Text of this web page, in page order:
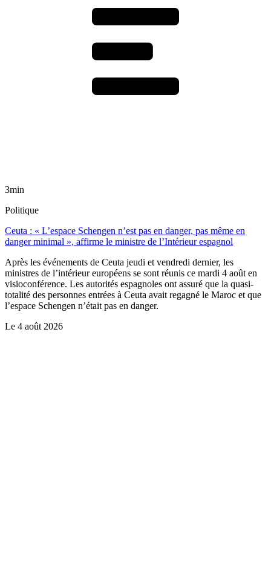
3min
Politique
Ceuta : « L’espace Schengen n’est pas en danger, pas même en
danger minimal », affirme le ministre de l’Intérieur espagnol
Après les événements de Ceuta jeudi et vendredi dernier, les
ministres de l’intérieur européens se sont réunis ce mardi 4 août en
visioconférence. Les autorités espagnoles ont assuré que la quasi-
totalité des personnes entrées à Ceuta avait regagné le Maroc et que
l’espace Schengen n’était pas en danger.
Le 4 août 2026